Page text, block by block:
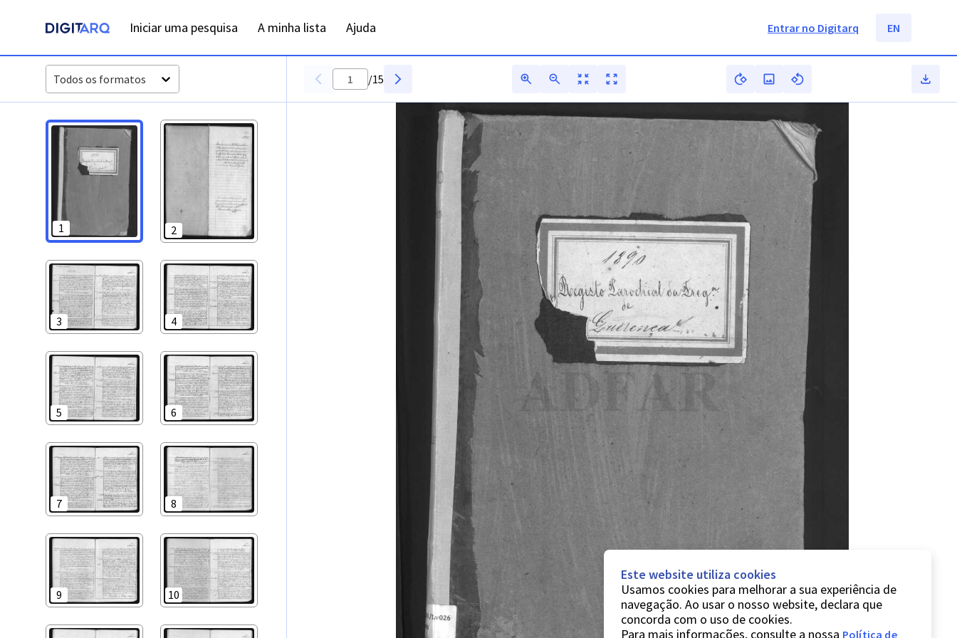
Iniciar uma pesquisa A minha lista Ajuda Entrar no Digitarq EN
Todos os formatos
1 2
3 4
5 6
7 8
9 10
/15
Este website utiliza cookies
Usamos cookies para melhorar a sua experiência de
navegação. Ao usar o nosso website, declara que
concorda com o uso de cookies.
Para mais informações, consulte a nossa Política de